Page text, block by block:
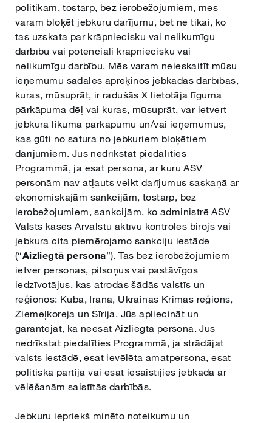
politikām, tostarp, bez ierobežojumiem, mēs
varam bloķēt jebkuru darījumu, bet ne tikai, ko
tas uzskata par krāpniecisku vai nelikumīgu
darbību vai potenciāli krāpniecisku vai
nelikumīgu darbību. Mēs varam neieskaitīt mūsu
ieņēmumu sadales aprēķinos jebkādas darbības,
kuras, mūsuprāt, ir radušās X lietotāja līguma
pārkāpuma dēļ vai kuras, mūsuprāt, var ietvert
jebkura likuma pārkāpumu un/vai ieņēmumus,
kas gūti no satura no jebkuriem bloķētiem
darījumiem. Jūs nedrīkstat piedalīties
Programmā, ja esat persona, ar kuru ASV
personām nav atļauts veikt darījumus saskaņā ar
ekonomiskajām sankcijām, tostarp, bez
ierobežojumiem, sankcijām, ko administrē ASV
Valsts kases Ārvalstu aktīvu kontroles birojs vai
jebkura cita piemērojamo sankciju iestāde
(“Aizliegtā persona”). Tas bez ierobežojumiem
ietver personas, pilsoņus vai pastāvīgos
iedzīvotājus, kas atrodas šādās valstīs un
reģionos: Kuba, Irāna, Ukrainas Krimas reģions,
Ziemeļkoreja un Sīrija. Jūs apliecināt un
garantējat, ka neesat Aizliegtā persona. Jūs
nedrīkstat piedalīties Programmā, ja strādājat
valsts iestādē, esat ievēlēta amatpersona, esat
politiska partija vai esat iesaistījies jebkādā ar
vēlēšanām saistītās darbībās.
Jebkuru iepriekš minēto noteikumu un